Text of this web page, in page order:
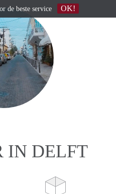
IN DELFT
de beste service OK!